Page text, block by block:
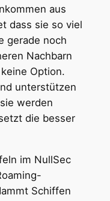
aus
dass sie so viel
gerade noch
Nachbarn
Option.
unterstützen
werden
die besser
im NullSec
Schiffen